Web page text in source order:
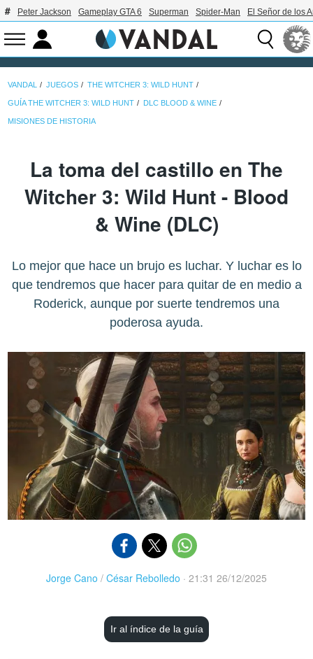
Peter Jackson Gameplay GTA 6 Superman Spider-Man El Señor de los
VANDAL JUEGOS THE WITCHER 3: WILD HUNT
GUÍA THE WITCHER 3: WILD HUNT DLC BLOOD & WINE
MISIONES DE HISTORIA
La toma del castillo en The
Witcher 3: Wild Hunt - Blood
& Wine (DLC)
Lo mejor que hace un brujo es luchar. Y luchar es lo
que tendremos que hacer para quitar de en medio a
Roderick, aunque por suerte tendremos una
poderosa ayuda.
Jorge Cano / César Rebolledo · 21:31 26/12/2025
Ir al índice de la guía